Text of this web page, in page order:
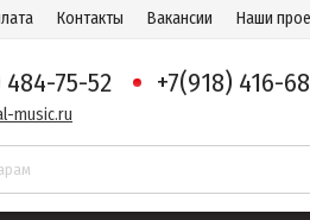
Контакты Вакансии Наши
484-75-52 +7(918) 416-
music.ru